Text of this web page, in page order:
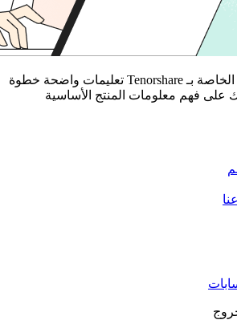
توفر أدلة الفيديو الخاصة بـ Tenorshare تعليمات واضحة خطوة
على فهم معلومات المنتج الأساسية